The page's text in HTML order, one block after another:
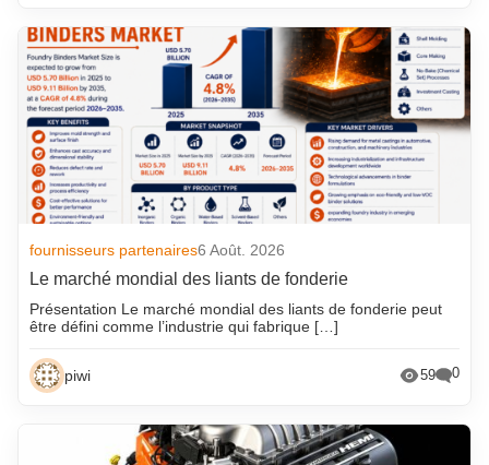
fournisseurs partenaires6 Août. 2026
Le marché mondial des liants de fonderie
Présentation Le marché mondial des liants de fonderie peut
être défini comme l’industrie qui fabrique […]
piwi 59 0